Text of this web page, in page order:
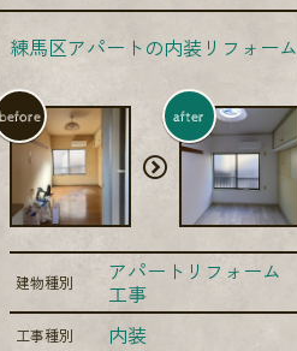
練馬区アパートの内装リフォーム
before after
建物種別 アパートリフォーム
工事
工事種別 内装